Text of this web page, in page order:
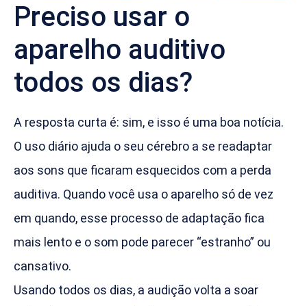
Preciso usar o
aparelho auditivo
todos os dias?
A resposta curta é: sim, e isso é uma boa notícia.
O uso diário ajuda o seu cérebro a se readaptar
aos sons que ficaram esquecidos com a perda
auditiva. Quando você usa o aparelho só de vez
em quando, esse processo de adaptação fica
mais lento e o som pode parecer “estranho” ou
cansativo.
Usando todos os dias, a audição volta a soar